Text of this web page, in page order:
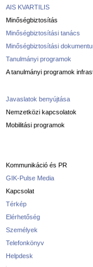
AIS KVARTILIS
Minőségbiztosítás
Minőségbiztosítási tanács
Minőségbiztosítási
Tanulmányi programok
A tanulmányi programok
Javaslatok benyújtása
Nemzetközi kapcsolatok
Mobilitási programok
Kommunikáció és PR
GIK-Pulse Media
Kapcsolat
Térkép
Elérhetőség
Személyek
Telefonkönyv
Helpdesk